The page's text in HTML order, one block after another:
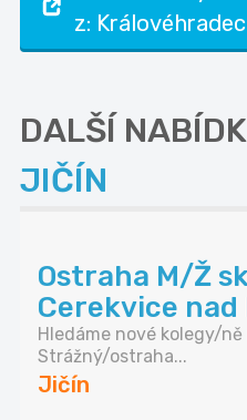
z:
DALŠÍ
JIČÍN
Ostraha M/Ž
Cerekvice
Hledáme nové kolegy/
Strážný/ostraha...
Jičín